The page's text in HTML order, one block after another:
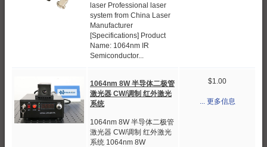
laser Professional laser
system from China Laser
Manufacturer
[Specifications] Product
Name: 1064nm IR
Semiconductor...
1064nm 8W 半导体二极管
激光器 CW/调制 红外激光
系统
1064nm 8W 半导体二极管
激光器 CW/调制 红外激光
系统 1064nm 8W
$1.00
... 更多信息